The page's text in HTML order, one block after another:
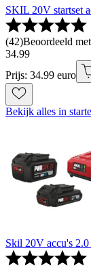
SKIL 20V startset
(42)Beoordeeld
34.99
Prijs: 34.99 euro
Bekijk alles in
Skil 20V accu's 2.0